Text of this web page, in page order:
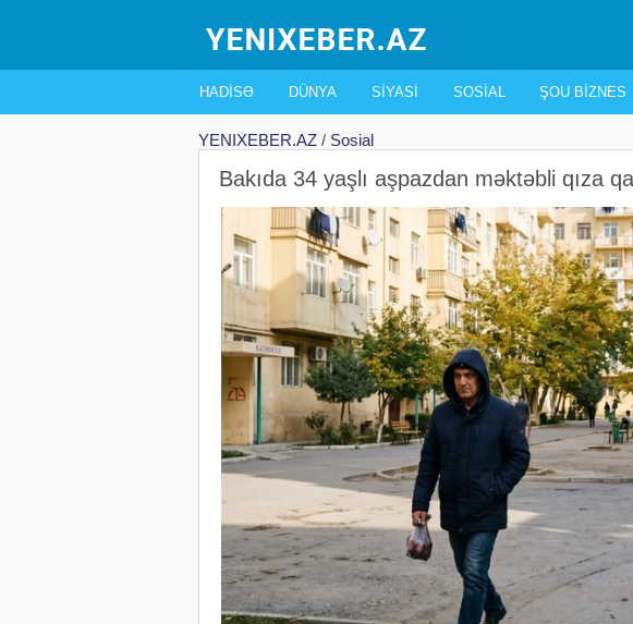
HADISƏ DÜNYA SIYASI SOSIAL ŞOU BIZNES
YENIXEBER.AZ / Sosial
Bakıda 34 yaşlı aşpazdan məktəbli qıza